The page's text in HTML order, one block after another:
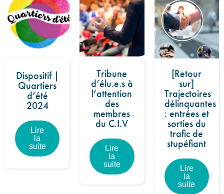
Dispositif |
Quartiers
d’été
2024
Lire
la
suite
Tribune
d’élu.e.s à
l’attention
des
membres
du C.I.V
Lire
la
suite
[Retour
sur]
Trajectoires
délinquantes
: entrées et
sorties du
trafic de
stupéfiant
Lire
la
suite